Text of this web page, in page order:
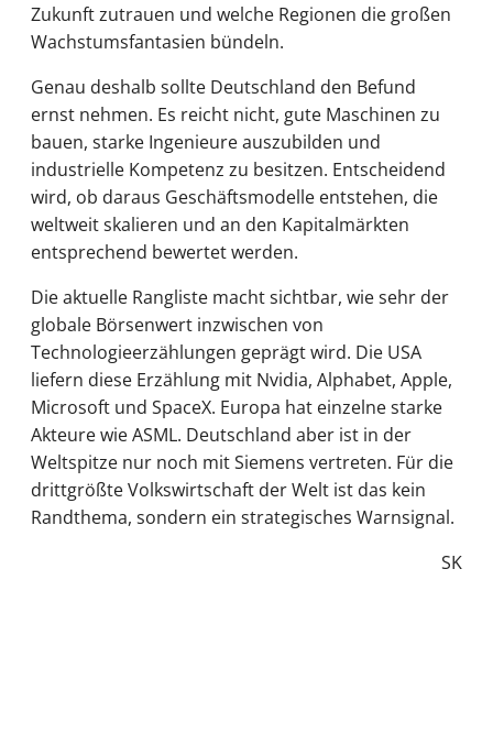
Zukunft zutrauen und welche Regionen die großen
Wachstumsfantasien bündeln.
Genau deshalb sollte Deutschland den Befund
ernst nehmen. Es reicht nicht, gute Maschinen zu
bauen, starke Ingenieure auszubilden und
industrielle Kompetenz zu besitzen. Entscheidend
wird, ob daraus Geschäftsmodelle entstehen, die
weltweit skalieren und an den Kapitalmärkten
entsprechend bewertet werden.
Die aktuelle Rangliste macht sichtbar, wie sehr der
globale Börsenwert inzwischen von
Technologieerzählungen geprägt wird. Die USA
liefern diese Erzählung mit Nvidia, Alphabet, Apple,
Microsoft und SpaceX. Europa hat einzelne starke
Akteure wie ASML. Deutschland aber ist in der
Weltspitze nur noch mit Siemens vertreten. Für die
drittgrößte Volkswirtschaft der Welt ist das kein
Randthema, sondern ein strategisches Warnsignal.
SK